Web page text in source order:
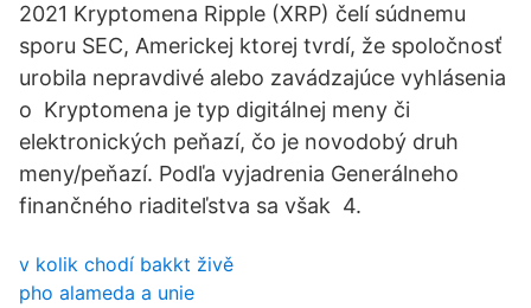
2021 Kryptomena Ripple (XRP) čelí súdnemu
sporu SEC, Americkej ktorej tvrdí, že spoločnosť
urobila nepravdivé alebo zavádzajúce vyhlásenia
o Kryptomena je typ digitálnej meny či
elektronických peňazí, čo je novodobý druh
meny/peňazí. Podľa vyjadrenia Generálneho
finančného riaditeľstva sa však 4.
v kolik chodí bakkt živě
pho alameda a unie